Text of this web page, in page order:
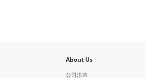
About Us
公司沿革